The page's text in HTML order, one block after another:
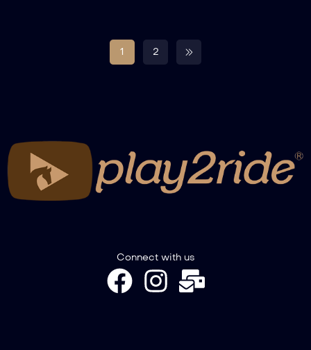
1 2
Connect with us